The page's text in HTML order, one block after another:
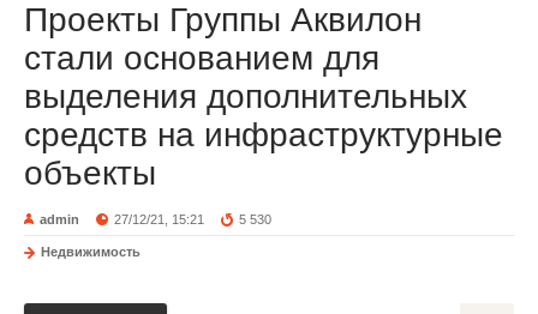
Проекты Группы Аквилон
стали основанием для
выделения дополнительных
средств на инфраструктурные
объекты
admin 27/12/21, 15:21 5 530
Недвижимость